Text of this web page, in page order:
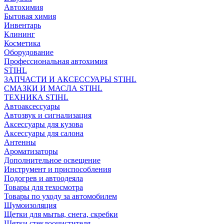
Автохимия
Бытовая химия
Инвентарь
Клининг
Косметика
Оборудование
Профессиональная автохимия
STIHL
ЗАПЧАСТИ И АКСЕССУАРЫ STIHL
СМАЗКИ И МАСЛА STIHL
ТЕХНИКА STIHL
Автоаксессуары
Автозвук и сигнализация
Аксессуары для кузова
Аксессуары для салона
Антенны
Ароматизаторы
Дополнительное освещение
Инструмент и приспособления
Подогрев и автоодеяла
Товары для техосмотра
Товары по уходу за автомобилем
Шумоизоляция
Щетки для мытья, снега, скребки